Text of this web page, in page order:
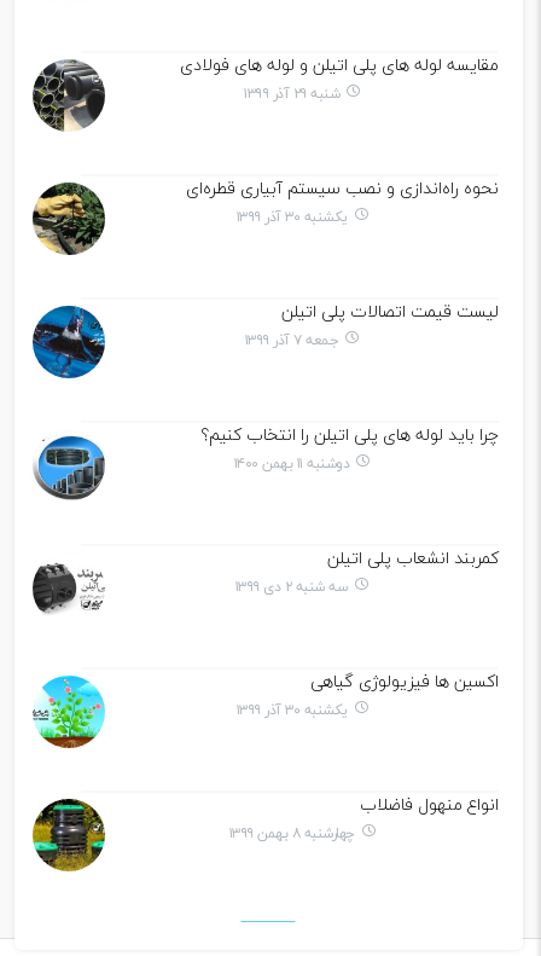
مقایسه لوله های پلی اتیلن و لوله های فولادی
شنبه ۲۹ آذر ۱۳۹۹
نحوه راه‌اندازی و نصب سیستم‌ آبیاری قطره‌ای
یکشنبه ۳۰ آذر ۱۳۹۹
لیست قیمت اتصالات پلی اتیلن
جمعه ۷ آذر ۱۳۹۹
چرا باید لوله های پلی اتیلن را انتخاب کنیم؟
دوشنبه ۱۱ بهمن ۱۴۰۰
کمربند انشعاب پلی اتیلن
سه شنبه ۲ دی ۱۳۹۹
اکسین ها فیزیولوژی گیاهی
یکشنبه ۳۰ آذر ۱۳۹۹
انواع منهول فاضلاب
چهارشنبه ۸ بهمن ۱۳۹۹